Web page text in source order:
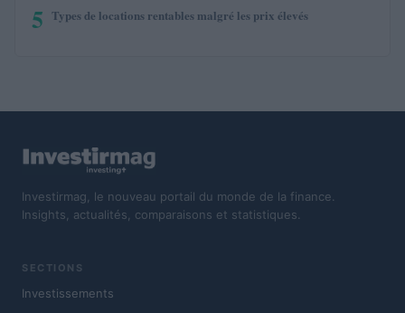
5 Types de locations rentables malgré les prix élevés
Investirmag, le nouveau portail du monde de la finance.
Insights, actualités, comparaisons et statistiques.
SECTIONS
Investissements